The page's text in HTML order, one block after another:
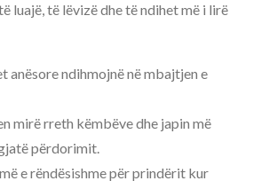
luajë, të lëvizë dhe të ndihet më i lirë
anësore ndihmojnë në mbajtjen e
mirë rreth këmbëve dhe japin më
përdorimit.
e rëndësishme për prindërit kur